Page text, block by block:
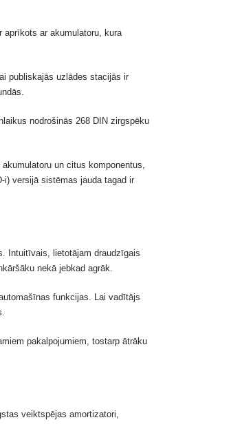
aprīkots ar akumulatoru, kura
publiskajās uzlādes stacijās ir
nodrošinās 268 DIN zirgspēku
un citus komponentus,
i) versijā sistēmas jauda tagad ir
Intuitīvais, lietotājam draudzīgais
nekā jebkad agrāk.
funkcijas. Lai vadītājs
pakalpojumiem, tostarp ātrāku
veiktspējas amortizatori,